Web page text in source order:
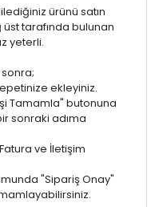
ürünü satın
üst tarafında bulunan
yeterli.
ekleyiniz.
Tamamla" butonuna
sonraki adıma
ve İletişim
"Sipariş Onay"